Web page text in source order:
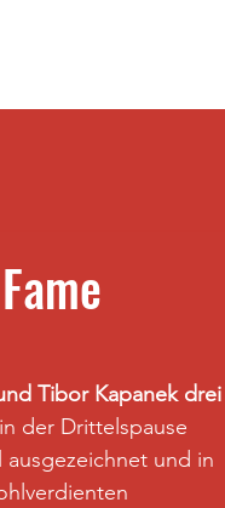
Tibor Kapanek drei
der Drittelspause
ausgezeichnet und in